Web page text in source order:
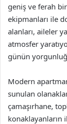
geniş ve ferah
ekipmanları ile
alanları, aileler
atmosfer
günün
Modern
sunulan
çamaşırhane,
konaklayanların